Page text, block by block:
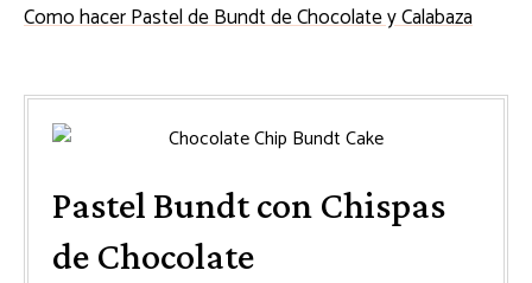
Como hacer Pastel de Bundt de Chocolate y Calabaza
Pastel Bundt con Chispas
de Chocolate